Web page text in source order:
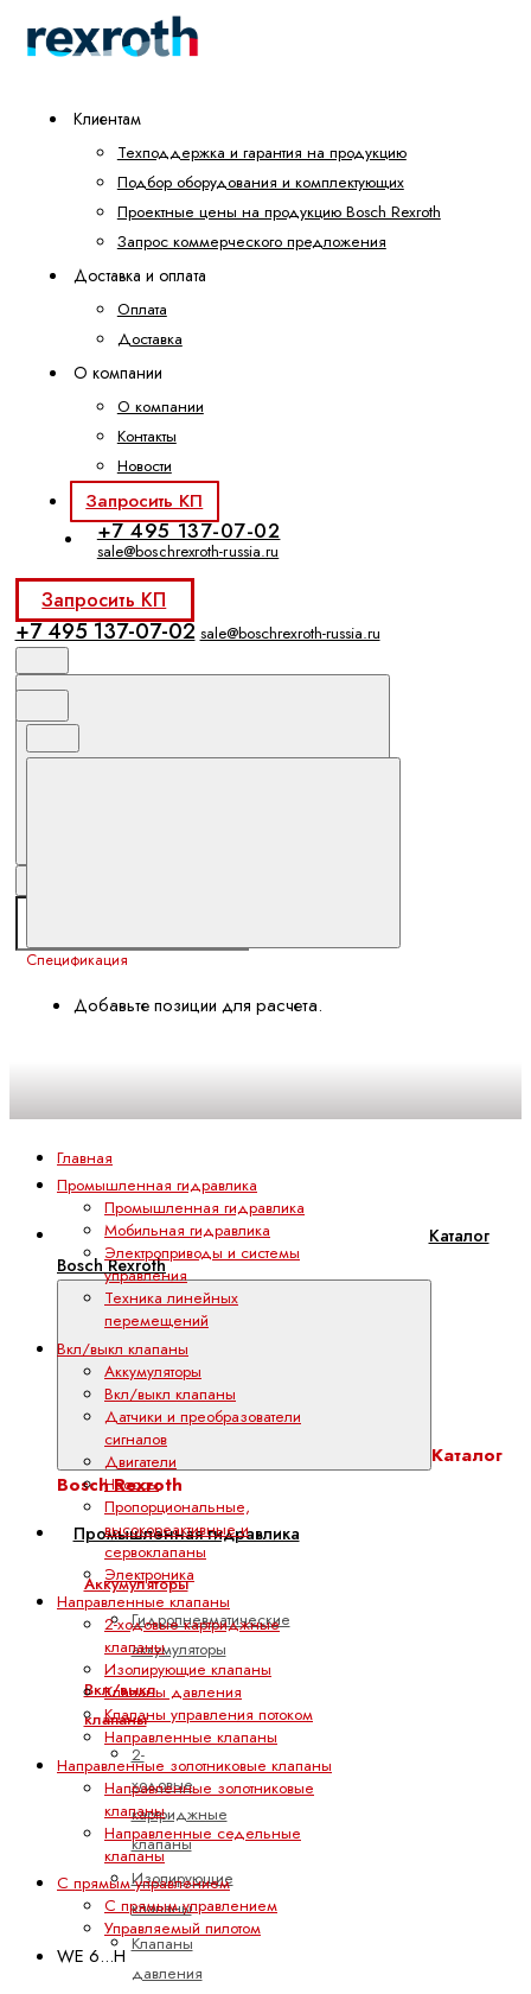
Клиентам
Техподдержка и гарантия на продукцию
Подбор оборудования и комплектующих
Проектные цены на продукцию Bosch Rexroth
Запрос коммерческого предложения
Доставка и оплата
Оплата
Доставка
О компании
О компании
Контакты
Новости
Запросить КП
+7 495 137-07-02
sale@boschrexroth-russia.ru
Запросить КП
+7 495 137-07-02 sale@boschrexroth-russia.ru
Спецификация
Добавьте позиции для расчета.
Каталог
Bosch Rexroth
Каталог
Bosch Rexroth
Промышленная гидравлика
Аккумуляторы
Гидропневматические
аккумуляторы
Вкл/выкл
клапаны
2-
ходовые
картриджные
клапаны
Изолирующие
клапаны
Клапаны
давления
Главная
Промышленная гидравлика
Промышленная гидравлика
Мобильная гидравлика
Электроприводы и системы
управления
Техника линейных
перемещений
Вкл/выкл клапаны
Аккумуляторы
Вкл/выкл клапаны
Датчики и преобразователи
сигналов
Двигатели
Насосы
Пропорциональные,
высокореактивные и
сервоклапаны
Электроника
Направленные клапаны
2-ходовые картриджные
клапаны
Изолирующие клапаны
Клапаны давления
Клапаны управления потоком
Направленные клапаны
Направленные золотниковые клапаны
Направленные золотниковые
клапаны
Направленные седельные
клапаны
С прямым управлением
С прямым управлением
Управляемый пилотом
WE 6...H